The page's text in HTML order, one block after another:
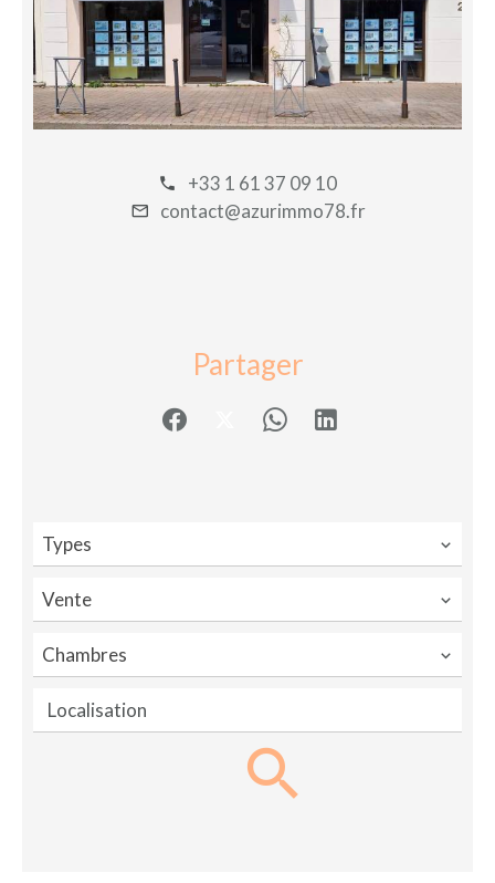
+33 1 61 37 09 10
contact@azurimmo78.fr
Partager
Types
Vente
Chambres
Localisation